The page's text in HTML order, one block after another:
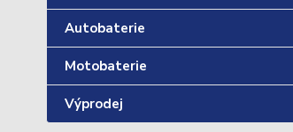
Autobaterie
Motobaterie
Výprodej